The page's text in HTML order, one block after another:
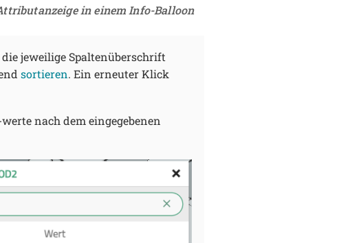
in einem Info-Balloon
jeweilige Spaltenüberschrift
sortieren. Ein erneuter Klick
nach dem eingegebenen